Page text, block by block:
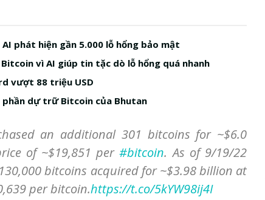
phát hiện gần 5.000 lỗ hổng bảo mật
vì AI giúp tin tặc dò lỗ hổng quá nhanh
vượt 88 triệu USD
phần dự trữ Bitcoin của Bhutan
an additional 301 bitcoins for ~$6.0
of ~$19,851 per#bitcoin. As of 9/19/22
bitcoins acquired for ~$3.98 billion at
per bitcoin.https://t.co/5kYW98ij4I